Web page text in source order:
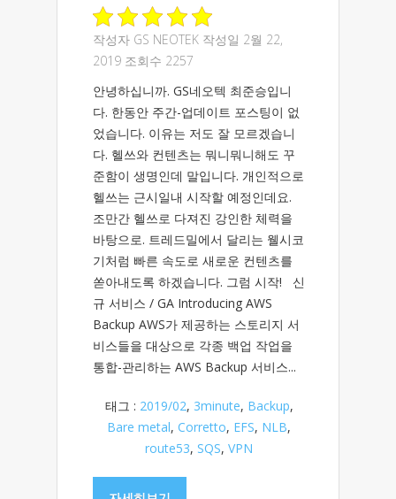
작성자 GS NEOTEK 작성일 2월 22,
2019 조회수 2257
안녕하십니까. GS네오텍 최준승입니
다. 한동안 주간-업데이트 포스팅이 없
었습니다. 이유는 저도 잘 모르겠습니
다. 헬쓰와 컨텐츠는 뭐니뭐니해도 꾸
준함이 생명인데 말입니다. 개인적으로
헬쓰는 근시일내 시작할 예정인데요.
조만간 헬쓰로 다져진 강인한 체력을
바탕으로. 트레드밀에서 달리는 웰시코
기처럼 빠른 속도로 새로운 컨텐츠를
쏟아내도록 하겠습니다. 그럼 시작! 신
규 서비스 / GA Introducing AWS
Backup AWS가 제공하는 스토리지 서
비스들을 대상으로 각종 백업 작업을
통합-관리하는 AWS Backup 서비스...
태그 : 2019/02, 3minute, Backup,
Bare metal, Corretto, EFS, NLB,
route53, SQS, VPN